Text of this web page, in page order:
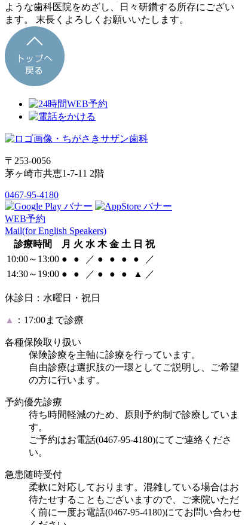
ような歯科医院をめざし、日々研鑽する所存にござい
ます。 末長くよろしくお願いいたします。
〒253-0056
茅ヶ崎市共恵1-7-11 2階
0467-95-4180
WEB予約
Mail(for English Speakers)
診療時間
月 火 水 木 金 土 日 祝
10:00～13:00 ● ● ／ ● ● ● ●
／
14:30～19:00 ● ● ／ ● ● ● ▲ ／
休診日：水曜日・祝日
▲ ：17:00まで診療
各種保険取り扱い
保険診療を主軸に診療を行っています。
自由診療は選択肢の一環としてご説明し、ご希望
の方に行います。
予約優先診療
待ち時間軽減のため、原則予約制で診療していま
す。
ご予約はお電話(0467-95-4180)にてご連絡くださ
い。
急患随時受付
柔軟に対応しております。混雑している場合はお
待たせすることもございますので、ご来院いただ
く前に一度お電話(0467-95-4180)にてお問い合わせ